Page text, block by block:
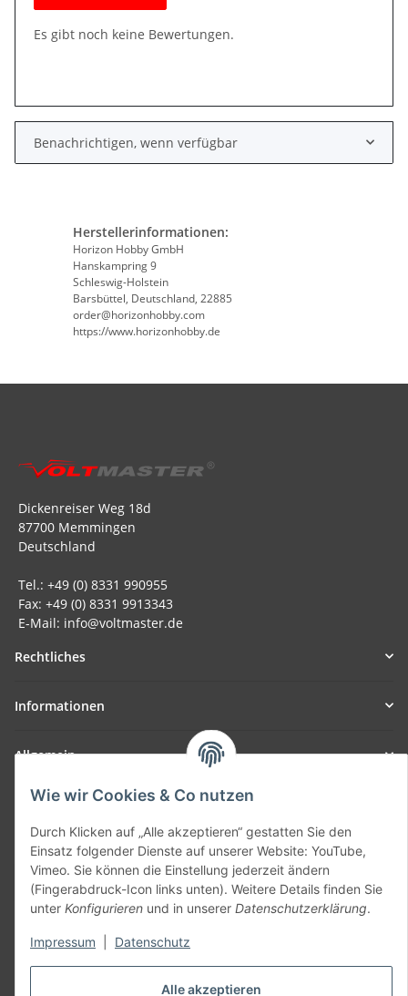
Alle akzeptieren
Wie wir Cookies & Co nutzen
Durch Klicken auf „Alle akzeptieren“ gestatten Sie den
Einsatz folgender Dienste auf unserer Website: YouTube,
Vimeo. Sie können die Einstellung jederzeit ändern
(Fingerabdruck-Icon links unten). Weitere Details finden Sie
unter Konfigurieren und in unserer Datenschutzerklärung.
Impressum Datenschutz
Es gibt noch keine Bewertungen.
Benachrichtigen, wenn verfügbar
Herstellerinformationen:
Horizon Hobby GmbH
Hanskampring 9
Schleswig-Holstein
Barsbüttel, Deutschland, 22885
order@horizonhobby.com
https://www.horizonhobby.de
Dickenreiser Weg 18d
87700 Memmingen
Deutschland
Tel.: +49 (0) 8331 990955
Fax: +49 (0) 8331 9913343
E-Mail: info@voltmaster.de
Rechtliches
Informationen
Allgemein
Teil unseres Netzwerks:
SmoliTec - Safety. Simplified. Worldwide. ( B2B Shop )
Vertrag widerrufen
* Alle Preise inkl. gesetzlicher USt., zzgl.Versand